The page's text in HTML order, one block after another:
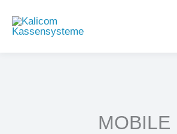
Inhalt
MOBILE